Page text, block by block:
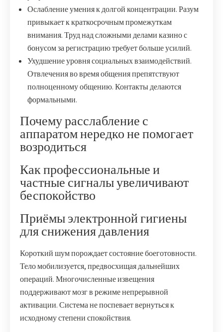
Ослабление умения к долгой концентрации. Разум
привыкает к краткосрочным промежуткам
внимания. Труд над сложными делами казино с
бонусом за регистрацию требует больше усилий.
Ухудшение уровня социальных взаимодействий.
Отвлечения во время общения препятствуют
полноценному общению. Контакты делаются
формальными.
Почему расслабление с
аппаратом нередко не помогает
возродиться
Как профессиональные и
частные сигналы увеличивают
беспокойство
Приёмы электронной гигиены
для снижения давления
Короткий шум порождает состояние боеготовности.
Тело мобилизуется, предвосхищая дальнейших
операций. Многочисленные извещения
поддерживают мозг в режиме непрерывной
активации. Система не поспевает вернуться к
исходному степени спокойствия.